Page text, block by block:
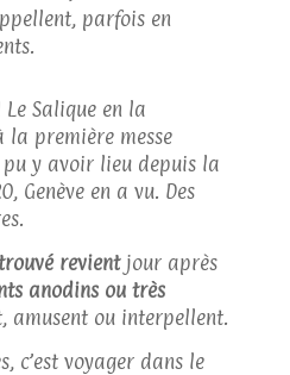
parfois en
Salique en la
la première messe
y avoir lieu depuis la
Genève en a vu. Des
revientjour après
anodins ou très
amusent ou interpellent.
c’est voyager dans le